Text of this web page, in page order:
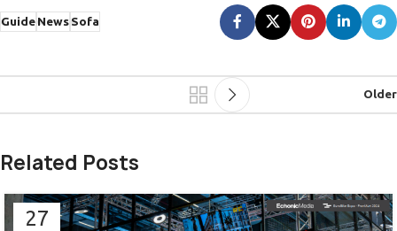
GuideNewsSofa
Older
Related Posts
27